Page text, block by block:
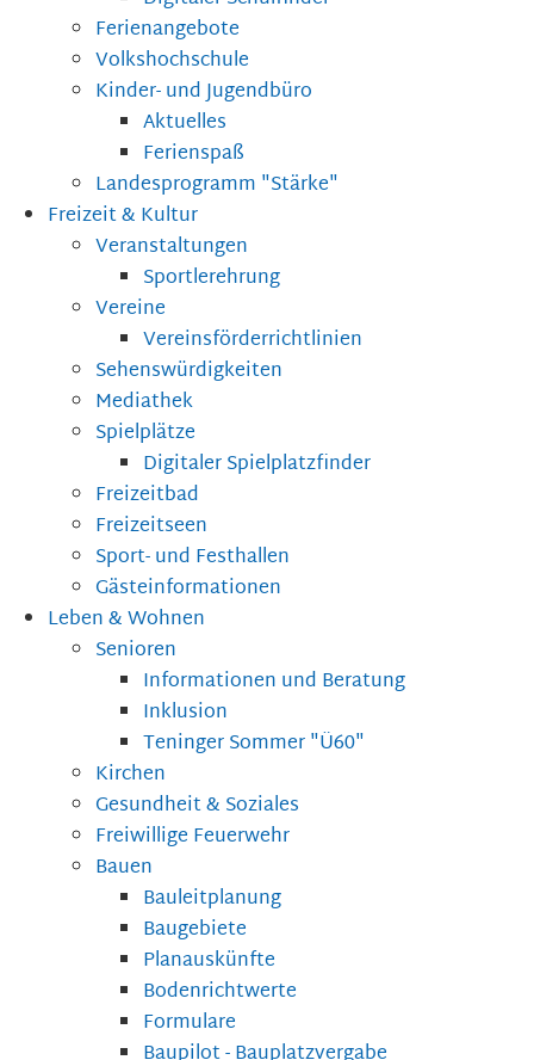
Ferienangebote
Volkshochschule
Kinder- und Jugendbüro
Aktuelles
Ferienspaß
Landesprogramm "Stärke"
Freizeit & Kultur
Veranstaltungen
Sportlerehrung
Vereine
Vereinsförderrichtlinien
Sehenswürdigkeiten
Mediathek
Spielplätze
Digitaler Spielplatzfinder
Freizeitbad
Freizeitseen
Sport- und Festhallen
Gästeinformationen
Leben & Wohnen
Senioren
Informationen und Beratung
Inklusion
Teninger Sommer "Ü60"
Kirchen
Gesundheit & Soziales
Freiwillige Feuerwehr
Bauen
Bauleitplanung
Baugebiete
Planauskünfte
Bodenrichtwerte
Formulare